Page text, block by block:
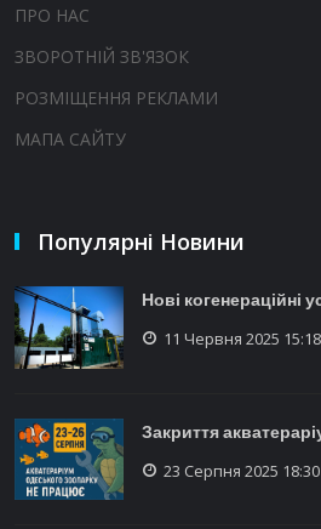
ПРО НАС
ЗВОРОТНІЙ ЗВ'ЯЗОК
РОЗМІЩЕННЯ РЕКЛАМИ
МАПА САЙТУ
Популярні Новини
Нові когенераційні
11 Червня 2025 15:18
Закриття
23 Серпня 2025 18:30